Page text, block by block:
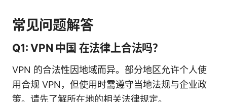
常见问题解答
Q1: VPN 中国 在法律上合法吗？
VPN 的合法性因地域而异。部分地区允许个人使
用合规 VPN，但使用时需遵守当地法规与企业政
策。请先了解所在地的相关法律规定。